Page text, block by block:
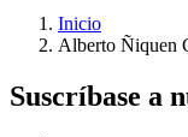
Inicio
Alberto Ñiquen
Suscríbase a